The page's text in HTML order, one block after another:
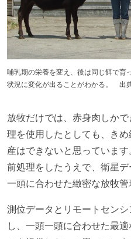
哺乳期の栄養を変え、後は同じ餌で育
状況に変化が出ることがわかる。 出
放牧だけでは、赤身肉しか
理を使用したとしても、き
産はできないと思っていま
前処理をしたうえで、衛星
一頭に合わせた緻密な放牧管
測位データとリモートセン
し、一頭一頭に合わせた最